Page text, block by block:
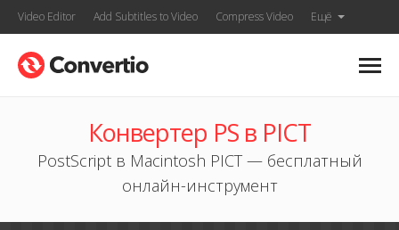
Video Editor Add Subtitles to Video Compress Video Ещё
Конвертер PS в PICT
PostScript в Macintosh PICT — бесплатный
онлайн-инструмент